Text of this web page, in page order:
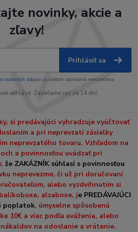
novinky, akcie a
zľavy!
Prihlásiť sa
osobných údajov za účelom zasielania newslettera.
odhlásiť. Zasielame raz za 14 dní.
si predávajúci vyhradzuje vyúčtovať
a pri neprevzatí zásielky
neprevzatého tovaru. Vzhľadom na
a povinnosťou uvádzať pri
že ZAKÁZNÍK súhlasí s povinnosťou
neprevezme, či už pri doručovaní
alebo vyzdvihnutím si
alzaboxe, je PREDÁVAJÚCI
poplatok, úmyselne spôsobenú
10€ a viac podľa uváženia, alebo
na odoslanie a vrátenie.